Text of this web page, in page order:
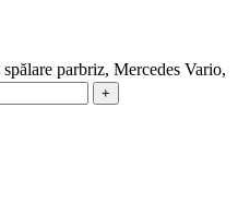
parbriz, Mercedes Vario,